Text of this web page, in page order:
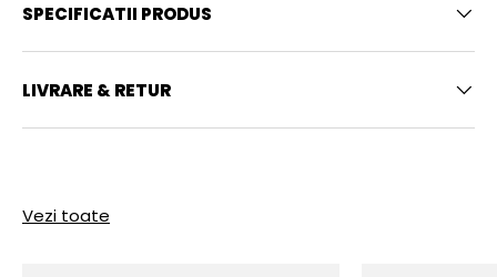
SPECIFICATII PRODUS
LIVRARE & RETUR
Vezi toate